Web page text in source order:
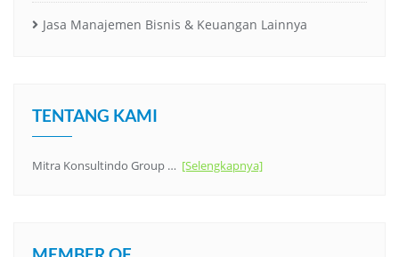
Jasa Manajemen Bisnis & Keuangan Lainnya
TENTANG KAMI
Mitra Konsultindo Group … [Selengkapnya]